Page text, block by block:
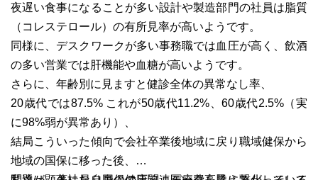
夜遅い食事になることが多い設計や製造部門の社員は脂質
（コレステロール）の有所見率が高いようです。
同様に、デスクワークが多い事務職では血圧が高く、飲酒
の多い営業では肝機能や血糖が高いようです。
さらに、年齢別に見ますと健診全体の異常なし率、
20歳代では87.5% これが50歳代11.2%、60歳代2.5%（実
に98%弱が異常あり）、
結局こういった傾向で会社卒業後地域に戻り職域健保から
地域の国保に移った後、